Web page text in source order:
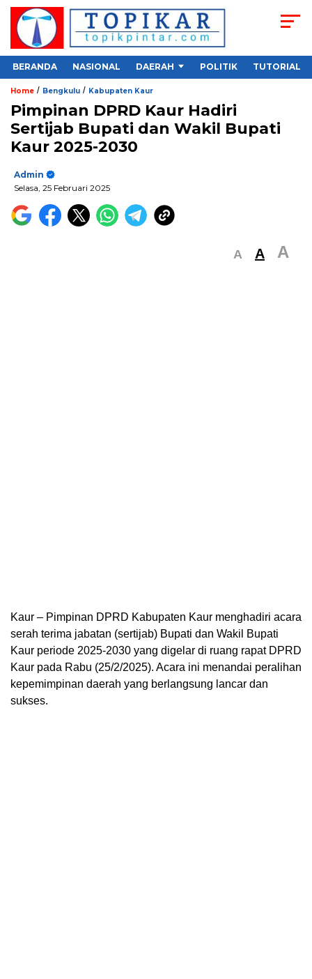
BERANDA NASIONAL DAERAH POLITIK TUTORIAL
Home / Bengkulu / Kabupaten Kaur
Pimpinan DPRD Kaur Hadiri
Sertijab Bupati dan Wakil Bupati
Kaur 2025-2030
Admin
Selasa, 25 Februari 2025
A A A
Kaur – Pimpinan DPRD Kabupaten Kaur menghadiri acara
serah terima jabatan (sertijab) Bupati dan Wakil Bupati
Kaur periode 2025-2030 yang digelar di ruang rapat DPRD
Kaur pada Rabu (25/2/2025). Acara ini menandai peralihan
kepemimpinan daerah yang berlangsung lancar dan
sukses.